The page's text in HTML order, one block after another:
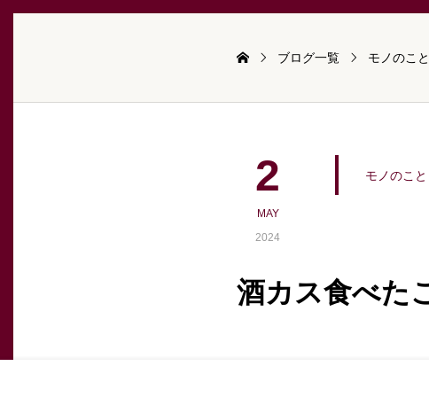
ブログ一覧 モノのこと
2
MAY
2024
モノのこと
酒カス食べた